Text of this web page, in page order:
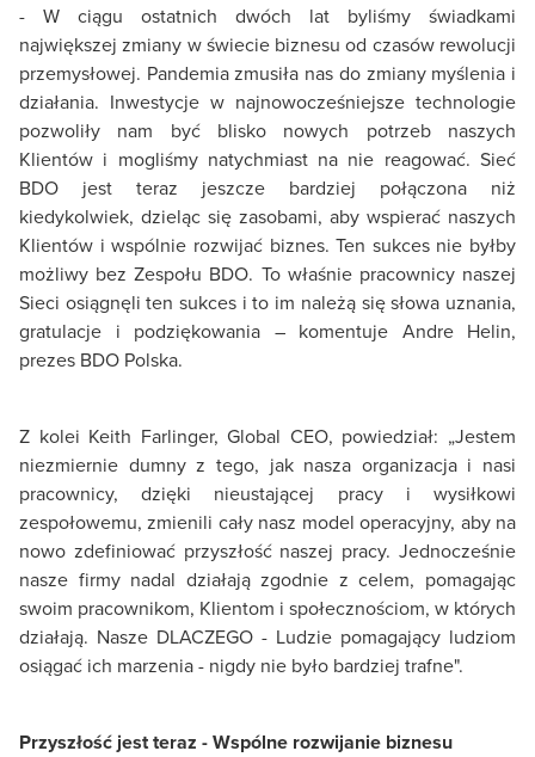
- W ciągu ostatnich dwóch lat byliśmy świadkami
największej zmiany w świecie biznesu od czasów rewolucji
przemysłowej. Pandemia zmusiła nas do zmiany myślenia i
działania. Inwestycje w najnowocześniejsze technologie
pozwoliły nam być blisko nowych potrzeb naszych
Klientów i mogliśmy natychmiast na nie reagować. Sieć
BDO jest teraz jeszcze bardziej połączona niż
kiedykolwiek, dzieląc się zasobami, aby wspierać naszych
Klientów i wspólnie rozwijać biznes. Ten sukces nie byłby
możliwy bez Zespołu BDO. To właśnie pracownicy naszej
Sieci osiągnęli ten sukces i to im należą się słowa uznania,
gratulacje i podziękowania – komentuje Andre Helin,
prezes BDO Polska.
Z kolei Keith Farlinger, Global CEO, powiedział: „Jestem
niezmiernie dumny z tego, jak nasza organizacja i nasi
pracownicy, dzięki nieustającej pracy i wysiłkowi
zespołowemu, zmienili cały nasz model operacyjny, aby na
nowo zdefiniować przyszłość naszej pracy. Jednocześnie
nasze firmy nadal działają zgodnie z celem, pomagając
swoim pracownikom, Klientom i społecznościom, w których
działają. Nasze DLACZEGO - Ludzie pomagający ludziom
osiągać ich marzenia - nigdy nie było bardziej trafne".
Przyszłość jest teraz - Wspólne rozwijanie biznesu